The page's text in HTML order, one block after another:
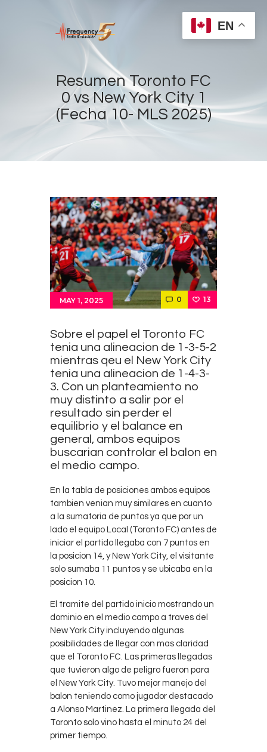
Resumen Toronto FC
0 vs New York City 1
(Fecha 10- MLS 2025)
Home
Radios
Sports
News
Events
Store
Contacts
Cine
MAY 1, 2025 0 13
Sobre el papel el Toronto FC
tenia una alineacion de 1-3-5-2
mientras qeu el New York City
tenia una alineacion de 1-4-3-
3. Con un planteamiento no
muy distinto a salir por el
resultado sin perder el
equilibrio y el balance en
general, ambos equipos
buscarian controlar el balon en
el medio campo.
En la tabla de posiciones ambos equipos
tambien venian muy similares en cuanto
a la sumatoria de puntos ya que por un
lado el equipo Local (Toronto FC) antes de
iniciar el partido llegaba con 7 puntos en
la posicion 14, y New York City, el visitante
solo sumaba 11 puntos y se ubicaba en la
posicion 10.
El tramite del partido inicio mostrando un
dominio en el medio campo a traves del
New York City incluyendo algunas
posibilidades de llegar con mas claridad
que el Toronto FC. Las primeras llegadas
que tuvieron algo de peligro fueron para
el New York City. Tuvo mejor manejo del
balon teniendo como jugador destacado
a Alonso Martinez. La primera llegada del
Toronto solo vino hasta el minuto 24 del
primer tiempo.
EN